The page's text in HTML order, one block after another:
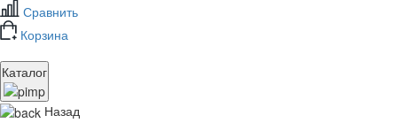
Сравнить
Корзина
Каталог
Назад